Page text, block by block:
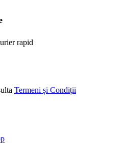
rapid
Termeni și Condiții